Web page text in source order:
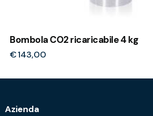
Bombola CO2 ricaricabile 4 kg
€143,00
Azienda